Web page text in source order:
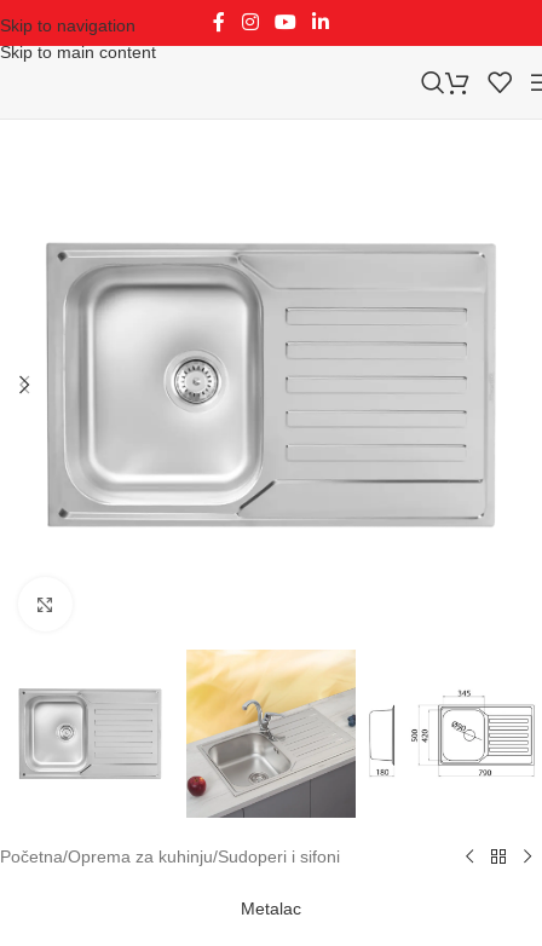
Skip to navigation
Skip to main content
Početna/Oprema za kuhinju/Sudoperi i sifoni
Metalac